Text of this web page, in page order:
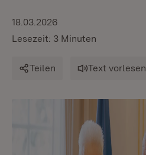
18.03.2026
Lesezeit: 3 Minuten
Teilen Text vorlesen